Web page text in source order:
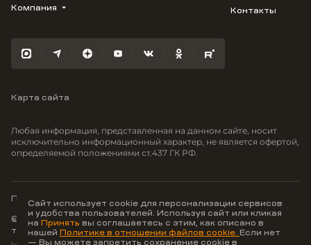
Флора
Отражение
Моретта
Вместе
Студию
3-комнатную
Трейд-ин
100% оплата
Компания
Карьера
Контакты
Карта сайта
Любая информация, представленная на данном сайте, носит
исключительно информационный характер, не является офертой,
определяемой положениями ст.437 ГК РФ.
© ООО Неоагентство, ИНН 9703176621,
тел.:+7 800 707-87-38
Политика конфиденциальности
Сайт использует cookie для персонализации сервисов
и удобства пользователей. Используя сайт или кликая
на Принять вы соглашаетесь с этим, как описано в
нашей Политике в отношении файлов cookie. Если нет
— Вы можете запретить сохранение cookie в